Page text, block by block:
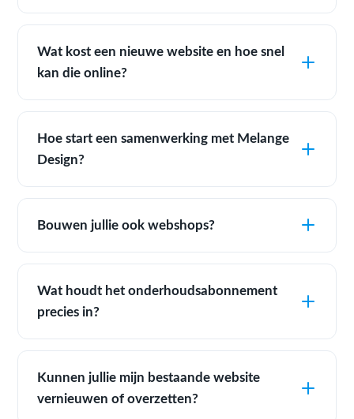
Wat kost een nieuwe website en hoe snel
kan die online?
Hoe start een samenwerking met Melange
Design?
Bouwen jullie ook webshops?
Wat houdt het onderhoudsabonnement
precies in?
Kunnen jullie mijn bestaande website
vernieuwen of overzetten?